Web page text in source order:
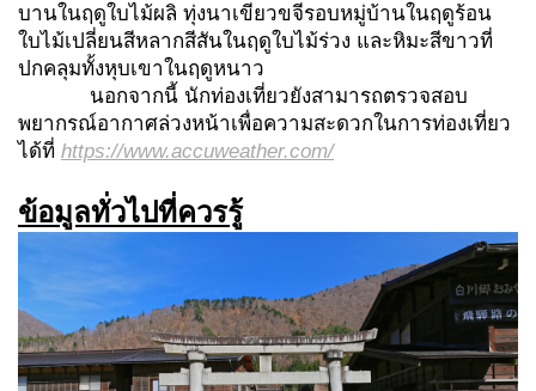
บานในฤดูใบไม้ผลิ ทุ่งนาเขียวขจีรอบหมู่บ้านในฤดูร้อน
ใบไม้เปลี่ยนสีหลากสีสันในฤดูใบไม้ร่วง และหิมะสีขาวที่
ปกคลุมทั้งหุบเขาในฤดูหนาว
นอกจากนี้ นักท่องเที่ยวยังสามารถตรวจสอบ
พยากรณ์อากาศล่วงหน้าเพื่อความสะดวกในการท่องเที่ยว
ได้ที่ https://www.accuweather.com/
ข้อมูลทั่วไปที่ควรรู้